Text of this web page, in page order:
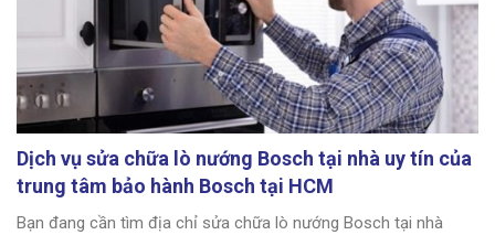
Dịch vụ sửa chữa lò nướng Bosch tại nhà uy tín của
trung tâm bảo hành Bosch tại HCM
Bạn đang cần tìm địa chỉ sửa chữa lò nướng Bosch tại nhà